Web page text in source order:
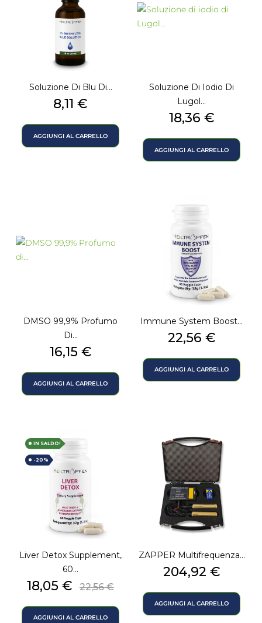
Soluzione Di Blu Di...
Prezzo
8,11 €
AGGIUNGI AL CARRELLO
Soluzione Di Iodio Di
Lugol...
Prezzo
18,36 €
AGGIUNGI AL CARRELLO
DMSO 99,9% Profumo
Di...
Prezzo
16,15 €
AGGIUNGI AL CARRELLO
Immune System Boost...
Prezzo
22,56 €
AGGIUNGI AL CARRELLO
Liver Detox Supplement,
60...
Prezzo
18,05 € Prezzo
22,56 €
AGGIUNGI AL CARRELLO
IN SALDO!
-20%
ZAPPER Multifrequenza...
Prezzo
204,92 €
AGGIUNGI AL CARRELLO